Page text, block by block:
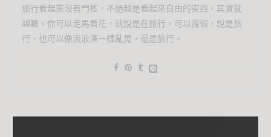
旅行看起來沒有門檻，不過越是看起來自由的東西，其實就
越難。你可以走馬看花，就說是在旅行，可以渡假，說是旅
行，也可以像流浪漢一樣亂晃，還是旅行。